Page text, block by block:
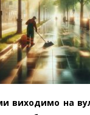
виходимо на